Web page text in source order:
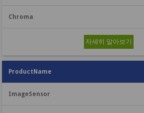
자세히 알아보기